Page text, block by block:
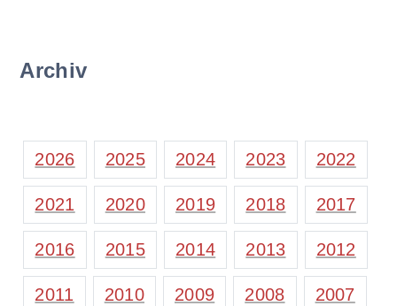
Archiv
2026 2025 2024 2023 2022
2021 2020 2019 2018 2017
2016 2015 2014 2013 2012
2011 2010 2009 2008 2007